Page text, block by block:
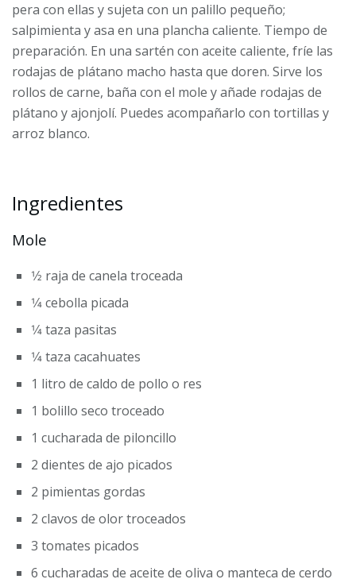
pera con ellas y sujeta con un palillo pequeño;
salpimienta y asa en una plancha caliente. Tiempo de
preparación. En una sartén con aceite caliente, fríe las
rodajas de plátano macho hasta que doren. Sirve los
rollos de carne, baña con el mole y añade rodajas de
plátano y ajonjolí. Puedes acompañarlo con tortillas y
arroz blanco.
Ingredientes
Mole
1⁄2 raja de canela troceada
1⁄4 cebolla picada
1⁄4 taza pasitas
1⁄4 taza cacahuates
1 litro de caldo de pollo o res
1 bolillo seco troceado
1 cucharada de piloncillo
2 dientes de ajo picados
2 pimientas gordas
2 clavos de olor troceados
3 tomates picados
6 cucharadas de aceite de oliva o manteca de cerdo